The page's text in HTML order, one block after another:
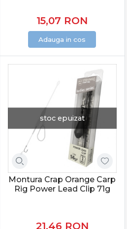
15,07 RON
Adauga in cos
stoc epuizat
Montura Crap Orange Carp
Rig Power Lead Clip 71g
21,46 RON